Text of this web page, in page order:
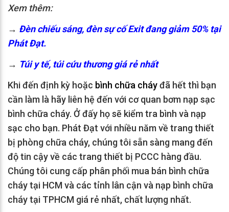
Xem thêm:
→ Đèn chiếu sáng, đèn sự cố Exit đang giảm 50% tại
Phát Đạt.
→ Túi y tế, túi cứu thương giá rẻ nhất
Khi đến định kỳ hoặc bình chữa cháyđã hết thì bạn
cần làm là hãy liên hệ đến với cơ quan bơm nạp sạc
bình chữa cháy. Ở đấy họ sẽ kiểm tra bình và nạp
sạc cho bạn. Phát Đạt với nhiều năm về trang thiết
bị phòng chữa cháy, chúng tôi sẵn sàng mang đến
độ tin cậy về các trang thiết bị PCCC hàng đầu.
Chúng tôi cung cấp phân phối mua bán bình chữa
cháy tại HCM và các tỉnh lân cận và nạp bình chữa
cháy tại TPHCM giá rẻ nhất, chất lượng nhất.